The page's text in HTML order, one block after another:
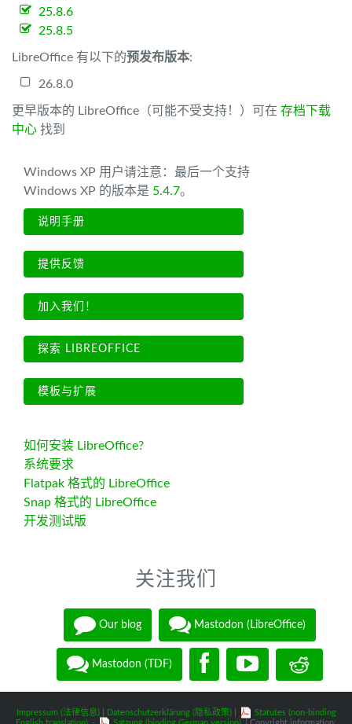
25.8.6
25.8.5
LibreOffice 有以下的预发布版本:
26.8.0
更早版本的 LibreOffice（可能不受支持！）可在 存档下载
中心 找到
Windows XP 用户请注意：最后一个支持
Windows XP 的版本是 5.4.7。
说明手册
提供反馈
加入我们！
探索 LIBREOFFICE
模板与扩展
如何安装 LibreOffice?
系统要求
Flatpak 格式的 LibreOffice
Snap 格式的 LibreOffice
开发测试版
关注我们
Our blog Mastodon (LibreOffice)
Mastodon (TDF)
Impressum (法律信息)| Datenschutzerklärung (隐私政策)|
Statutes (non-binding